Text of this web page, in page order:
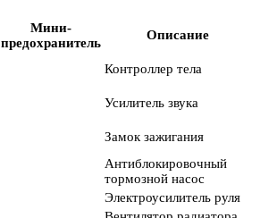
Мини-
предохранитель
Описание
Контроллер тела
Усилитель звука
Замок зажигания
Антиблокировочный
тормозной насос
Электроусилитель руля